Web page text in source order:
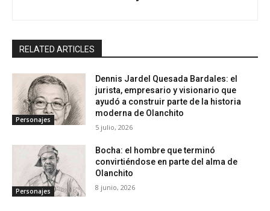
RELATED ARTICLES
Personajes
Dennis Jardel Quesada Bardales: el
jurista, empresario y visionario que
ayudó a construir parte de la historia
moderna de Olanchito
5 julio, 2026
Personajes
Bocha: el hombre que terminó
convirtiéndose en parte del alma de
Olanchito
8 junio, 2026